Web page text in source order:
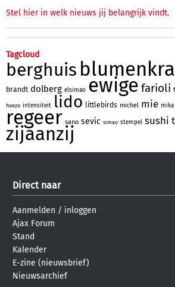
Stel hier in welk nieuws jij belangrijk vindt.
Tagcloud
berghuis
brandt dolberg elsimao ewige farioli
hoezo intensiteit lido littlebirds michel mie mika
regeer sano sevic simao stempel sushi
zijaanzij
Direct naar
Aanmelden / inloggen
Ajax Forum
Stand
Kalender
E-zine (nieuwsbrief)
Nieuwsarchief